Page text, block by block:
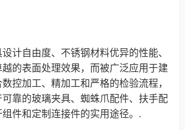
计自由度、不锈钢材料优异的性能、
的表面处理效果，而被广泛应用于建
控加工、精加工和严格的检验流程，
靠的玻璃夹具、蜘蛛爪配件、扶手配
件和定制连接件的实用途径。.